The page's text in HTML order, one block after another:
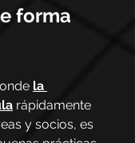
forma
la
rápidamente
y socios, es